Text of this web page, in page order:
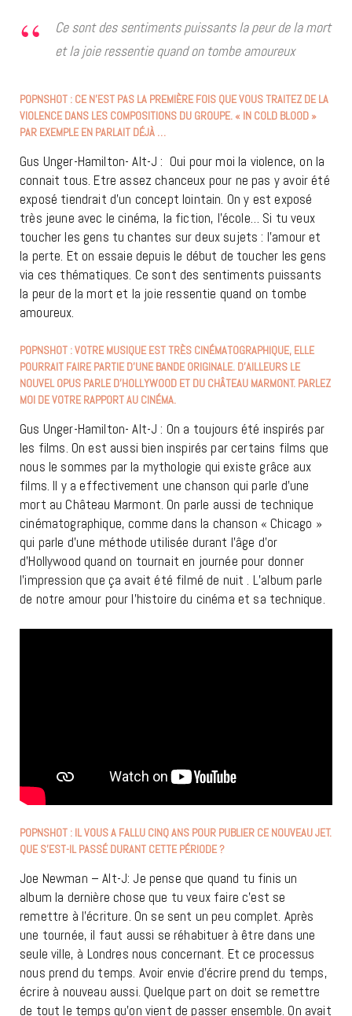
Ce sont des sentiments puissants la peur de la mort
et la joie ressentie quand on tombe amoureux
POPNSHOT : CE N’EST PAS LA PREMIÈRE FOIS QUE VOUS TRAITEZ DE LA
VIOLENCE DANS LES COMPOSITIONS DU GROUPE. « IN COLD BLOOD »
PAR EXEMPLE EN PARLAIT DÉJÀ …
Gus Unger-Hamilton- Alt-J : Oui pour moi la violence, on la
connait tous. Etre assez chanceux pour ne pas y avoir été
exposé tiendrait d’un concept lointain. On y est exposé
très jeune avec le cinéma, la fiction, l’école… Si tu veux
toucher les gens tu chantes sur deux sujets : l’amour et
la perte. Et on essaie depuis le début de toucher les gens
via ces thématiques. Ce sont des sentiments puissants
la peur de la mort et la joie ressentie quand on tombe
amoureux.
POPNSHOT : VOTRE MUSIQUE EST TRÈS CINÉMATOGRAPHIQUE, ELLE
POURRAIT FAIRE PARTIE D’UNE BANDE ORIGINALE. D’AILLEURS LE
NOUVEL OPUS PARLE D’HOLLYWOOD ET DU CHÂTEAU MARMONT. PARLEZ
MOI DE VOTRE RAPPORT AU CINÉMA.
Gus Unger-Hamilton- Alt-J : On a toujours été inspirés par
les films. On est aussi bien inspirés par certains films que
nous le sommes par la mythologie qui existe grâce aux
films. Il y a effectivement une chanson qui parle d’une
mort au Château Marmont. On parle aussi de technique
cinématographique, comme dans la chanson « Chicago »
qui parle d’une méthode utilisée durant l’âge d’or
d’Hollywood quand on tournait en journée pour donner
l’impression que ça avait été filmé de nuit . L’album parle
de notre amour pour l’histoire du cinéma et sa technique.
POPNSHOT : IL VOUS A FALLU CINQ ANS POUR PUBLIER CE NOUVEAU JET.
QUE S’EST-IL PASSÉ DURANT CETTE PÉRIODE ?
Joe Newman – Alt-J: Je pense que quand tu finis un
album la dernière chose que tu veux faire c’est se
remettre à l’écriture. On se sent un peu complet. Après
une tournée, il faut aussi se réhabituer à être dans une
seule ville, à Londres nous concernant. Et ce processus
nous prend du temps. Avoir envie d’écrire prend du temps,
écrire à nouveau aussi. Quelque part on doit se remettre
de tout le temps qu’on vient de passer ensemble. On avait